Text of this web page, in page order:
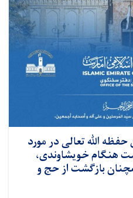
حفظه ﷲ تعالی در مورد
هنگام خویشاوندی،
بازگشت از حج و